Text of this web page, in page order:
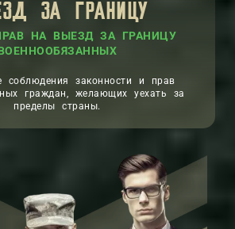
ЗА ГРАНИЦУ
НА ВЫЕЗД ЗА ГРАНИЦУ
соблюдения законности и прав
граждан, желающих уехать за
пределы страны.